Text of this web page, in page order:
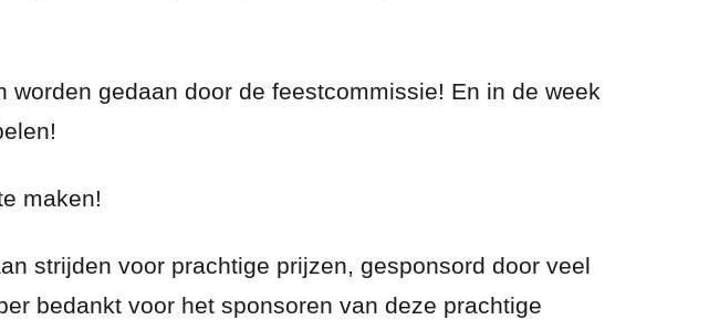
gedaan door de feestcommissie! En in de week
maken!
strijden voor prachtige prijzen, gesponsord door veel
bedankt voor het sponsoren van deze prachtige